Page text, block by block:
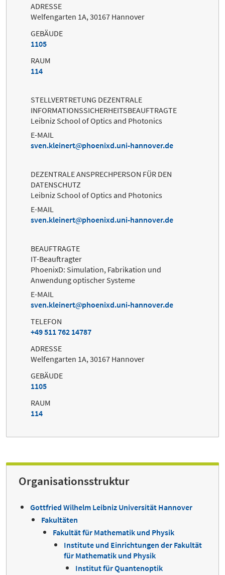
ADRESSE
Welfengarten 1A, 30167 Hannover
GEBÄUDE
1105
RAUM
114
STELLVERTRETUNG DEZENTRALE
INFORMATIONSSICHERHEITSBEAUFTRAGTE
Leibniz School of Optics and Photonics
E-MAIL
sven.kleinert
phoenixd.uni-hannover.de
DEZENTRALE ANSPRECHPERSON FÜR DEN
DATENSCHUTZ
Leibniz School of Optics and Photonics
E-MAIL
sven.kleinert
phoenixd.uni-hannover.de
BEAUFTRAGTE
IT-Beauftragter
PhoenixD: Simulation, Fabrikation und
Anwendung optischer Systeme
E-MAIL
sven.kleinert
phoenixd.uni-hannover.de
TELEFON
+49 511 762 14787
ADRESSE
Welfengarten 1A, 30167 Hannover
GEBÄUDE
1105
RAUM
114
Organisationsstruktur
Gottfried Wilhelm Leibniz Universität Hannover
Fakultäten
Fakultät für Mathematik und Physik
Institute und Einrichtungen der Fakultät
für Mathematik und Physik
Institut für Quantenoptik